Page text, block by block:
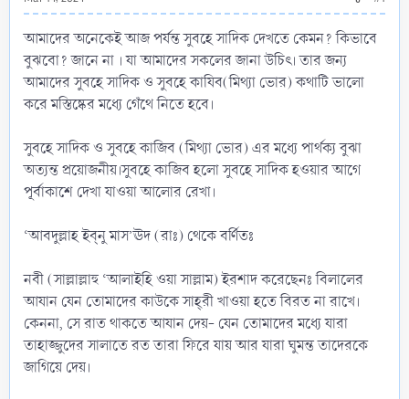
আমাদের অনেকেই আজ পর্যন্ত সুবহে সাদিক দেখতে কেমন? কিভাবে
বুঝবো? জানে না । যা আমাদের সকলের জানা উচিৎ। তার জন্য
আমাদের সুবহে সাদিক ও সুবহে কাযিব(মিথ্যা ভোর) কথাটি ভালো
করে মস্তিষ্কের মধ্যে গেঁথে নিতে হবে।
সুবহে সাদিক ও সুবহে কাজিব (মিথ্যা ভোর) এর মধ্যে পার্থক্য বুঝা
অত্যন্ত প্রয়োজনীয়।সুবহে কাজিব হলো সুবহে সাদিক হওয়ার আগে
পূর্বাকাশে দেখা যাওয়া আলোর রেখা।
‘আবদুল্লাহ ইব্‌নু মাস’ঊদ (রাঃ) থেকে বর্ণিতঃ
নবী (সাল্লাল্লাহু ‘আলাইহি ওয়া সাল্লাম) ইরশাদ করেছেনঃ বিলালের
আযান যেন তোমাদের কাউকে সাহ্‌রী খাওয়া হতে বিরত না রাখে।
কেননা, সে রাত থাকতে আযান দেয়- যেন তোমাদের মধ্যে যারা
তাহাজ্জুদের সালাতে রত তারা ফিরে যায় আর যারা ঘুমন্ত তাদেরকে
জাগিয়ে দেয়।